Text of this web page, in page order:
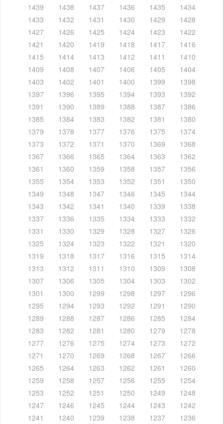
1439
1438 1437 1436 1435
1434
1433
1432 1431 1430 1429
1428
1427
1426 1425 1424 1423
1422
1421
1420 1419 1418 1417
1416
1415
1414 1413 1412 1411
1410
1409
1408 1407 1406 1405
1404
1403
1402 1401 1400 1399
1398
1397
1396 1395 1394 1393
1392
1391
1390 1389 1388 1387
1386
1385
1384 1383 1382 1381
1380
1379
1378 1377 1376 1375
1374
1373
1372 1371 1370 1369
1368
1367
1366 1365 1364 1363
1362
1361
1360 1359 1358 1357
1356
1355
1354 1353 1352 1351
1350
1349
1348 1347 1346 1345
1344
1343
1342 1341 1340 1339
1338
1337
1336 1335 1334 1333
1332
1331
1330 1329 1328 1327
1326
1325
1324 1323 1322 1321
1320
1319
1318 1317 1316 1315
1314
1313
1312 1311 1310 1309
1308
1307
1306 1305 1304 1303
1302
1301
1300 1299 1298 1297
1296
1295
1294 1293 1292 1291
1290
1289
1288 1287 1286 1285
1284
1283
1282 1281 1280 1279
1278
1277
1276 1275 1274 1273
1272
1271
1270 1269 1268 1267
1266
1265
1264 1263 1262 1261
1260
1259
1258 1257 1256 1255
1254
1253
1252 1251 1250 1249
1248
1247
1246 1245 1244 1243
1242
1241
1240 1239 1238 1237
1236